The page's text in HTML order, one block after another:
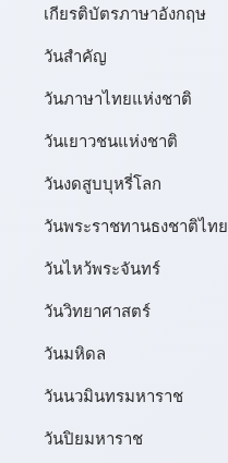
เกียรติบัตรภาษาอังกฤษ
วันสำคัญ
วันภาษาไทยแห่งชาติ
วันเยาวชนแห่งชาติ
วันงดสูบบุหรี่โลก
วันพระราชทานธงชาติไทย
วันไหว้พระจันทร์​
วันวิทยาศาสตร์
วันมหิดล
วันนวมินทรมหาราช
วันปิยมหาราช